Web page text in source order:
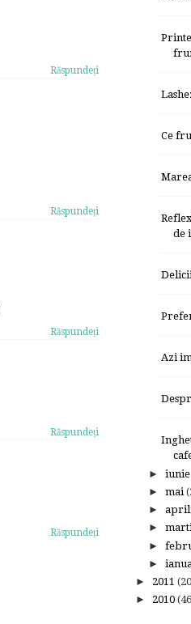
Răspundeți
Răspundeți
Răspundeți
Răspundeți
Răspundeți
Ce
de
Azi
► iunie
► mai
►
►
►
►
► 2011
► 2010